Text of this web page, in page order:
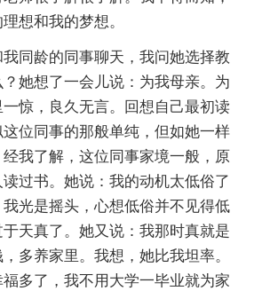
想和我的梦想。
同龄的同事聊天，我问她选择教
她想了一会儿说：为我母亲。为
惊，良久无言。回想自己最初读
位同事的那般单纯，但如她一样
我了解，这位同事家境一般，原
过书。她说：我的动机太低俗了
光是摇头，心想低俗并不见得低
天真了。她又说：我那时真就是
多养家里。我想，她比我坦率。
多了，我不用大学一毕业就为家